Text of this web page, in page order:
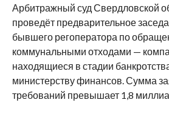
Арбитражный суд Свердловской
проведёт предварительное
бывшего регоператора по
коммунальными отходами —
находящиеся в стадии
министерству финансов. Сумма
требований превышает 1,8